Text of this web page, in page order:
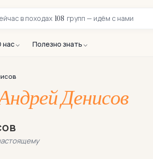
в походах 108 групп — идём с нами
нас Полезно знать
Денисов